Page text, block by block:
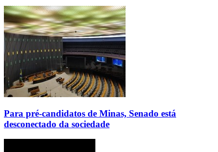
Para pré-candidatos de Minas, Senado está
desconectado da sociedade